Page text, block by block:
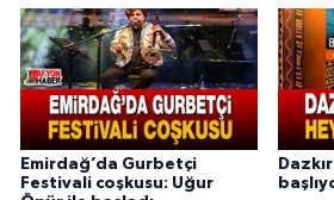
Emirdağ’da Gurbetçi
Festivali coşkusu: Uğur